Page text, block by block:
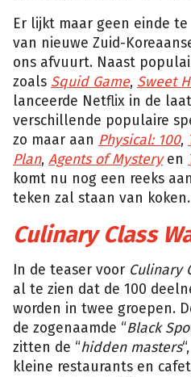
Er lijkt maar geen einde
van nieuwe Zuid-
ons afvuurt. Naast
zoals Squid Game, Sweet
lanceerde Netflix in de
verschillende populaire
zo maar aan Physical: 100,
Plan, Agents of Mysteryen
komt nu nog een reeks
teken zal staan van koken.
Culinary Class
In de teaser voor Culinary
al te zien dat de 100
worden in twee groepen.
de zogenaamde “Black
zitten de “hidden masters
kleine restaurants en